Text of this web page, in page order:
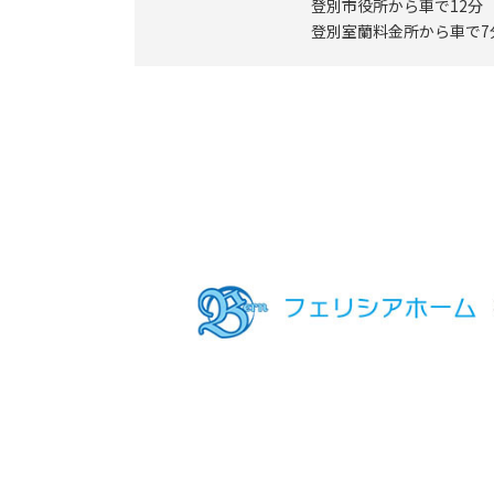
登別市役所から車で12分
登別室蘭料金所から車で7